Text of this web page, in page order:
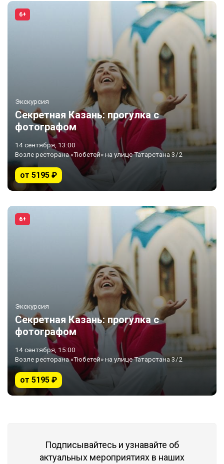
6+
Экскурсия
Секретная Казань: прогулка с
фотографом
14 сентября, 13:00
Возле ресторана «Тюбетей» на улице Татарстана 3/2
от 5195 ₽
6+
Экскурсия
Секретная Казань: прогулка с
фотографом
14 сентября, 15:00
Возле ресторана «Тюбетей» на улице Татарстана 3/2
от 5195 ₽
Подписывайтесь и узнавайте об
актуальных мероприятиях в наших